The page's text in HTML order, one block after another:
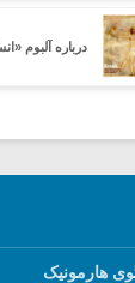
درباره آلبوم
هارمونیک